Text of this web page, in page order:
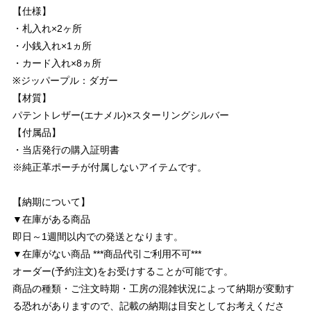
【仕様】
・札入れ×2ヶ所
・小銭入れ×1ヵ所
・カード入れ×8ヵ所
※ジッパープル：ダガー
【材質】
パテントレザー(エナメル)×スターリングシルバー
【付属品】
・当店発行の購入証明書
※純正革ポーチが付属しないアイテムです。
【納期について】
▼在庫がある商品
即日～1週間以内での発送となります。
▼在庫がない商品 ***商品代引ご利用不可***
オーダー(予約注文)をお受けすることが可能です。
商品の種類・ご注文時期・工房の混雑状況によって納期が変動す
る恐れがありますので、記載の納期は目安としてお考えくださ